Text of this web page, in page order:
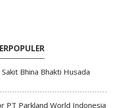
Bhina Bhakti Husada
PT Parkland World Indonesia